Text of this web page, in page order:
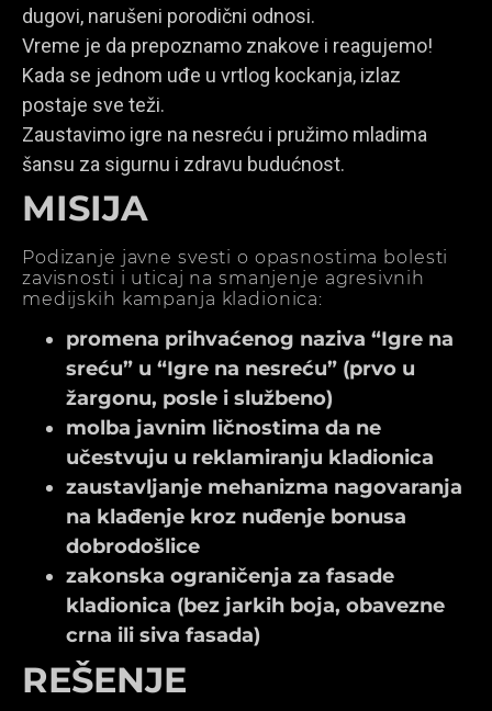
dugovi, narušeni porodični odnosi.
Vreme je da prepoznamo znakove i reagujemo!
Kada se jednom uđe u vrtlog kockanja, izlaz
postaje sve teži.
Zaustavimo igre na nesreću i pružimo mladima
šansu za sigurnu i zdravu budućnost.
MISIJA
Podizanje javne svesti o opasnostima bolesti
zavisnosti i uticaj na smanjenje agresivnih
medijskih kampanja kladionica:
promena prihvaćenog naziva “Igre na
sreću” u “Igre na nesreću” (prvo u
žargonu, posle i službeno)
molba javnim ličnostima da ne
učestvuju u reklamiranju kladionica
zaustavljanje mehanizma nagovaranja
na klađenje kroz nuđenje bonusa
dobrodošlice
zakonska ograničenja za fasade
kladionica (bez jarkih boja, obavezne
crna ili siva fasada)
REŠENJE